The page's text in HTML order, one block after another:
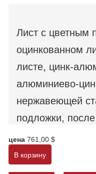
Лист с цветным
оцинкованном
листе, цинк-
алюминиево-
нержавеющей
подложки,
обработки
использованием
цена 761,00 $
В корзину